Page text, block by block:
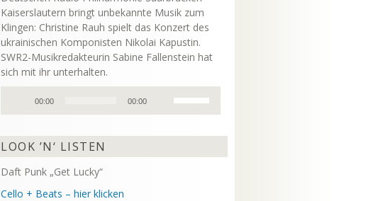
Kaiserslautern bringt unbekannte Musik zum
Klingen: Christine Rauh spielt das Konzert des
ukrainischen Komponisten Nikolai Kapustin.
SWR2-Musikredakteurin Sabine Fallenstein hat
sich mit ihr unterhalten.
00:00 00:00
Hoch/Runter
Lautstärke
LOOK ’N‘ LISTEN
Daft Punk „Get Lucky“
Cello + Beats – hier klicken